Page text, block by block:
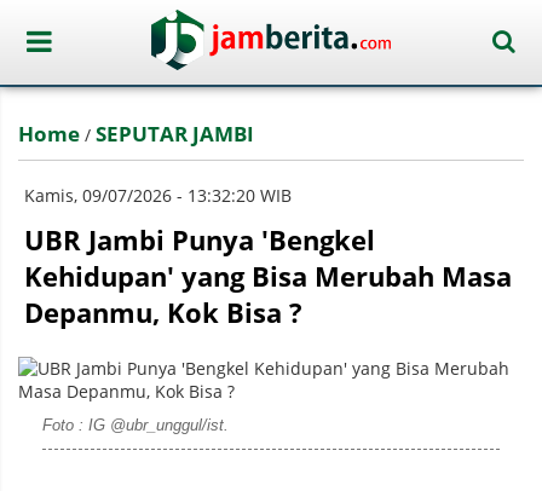
Home / SEPUTAR JAMBI
Kamis, 09/07/2026 - 13:32:20 WIB
UBR Jambi Punya 'Bengkel
Kehidupan' yang Bisa Merubah Masa
Depanmu, Kok Bisa ?
Foto : IG @ubr_unggul/ist.